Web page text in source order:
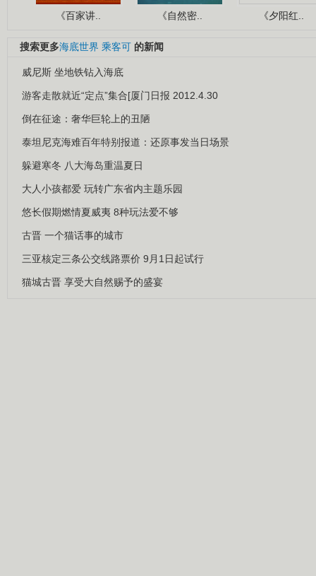
《百家讲.. 《自然密.. 《夕阳红..
搜索更多海底世界 乘客可 的新闻
威尼斯 坐地铁钻入海底
游客走散就近“定点”集合[厦门日报 2012.4.30
倒在征途：奢华巨轮上的丑陋
泰坦尼克海难百年特别报道：还原事发当日场景
躲避寒冬 八大海岛重温夏日
大人小孩都爱 玩转广东省内主题乐园
悠长假期燃情夏威夷 8种玩法爱不够
古晋 一个猫话事的城市
三亚核定三条公交线路票价 9月1日起试行
猫城古晋 享受大自然赐予的盛宴